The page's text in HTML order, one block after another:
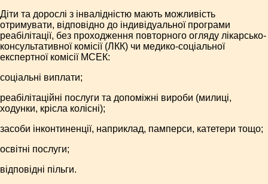
Діти та дорослі з інвалідністю мають можливість
отримувати, відповідно до індивідуальної програми
реабілітації, без проходження повторного огляду лікарсько-
консультативної комісії (ЛКК) чи медико-соціальної
експертної комісії МСЕК:
соціальні виплати;
реабілітаційні послуги та допоміжні вироби (милиці,
ходунки, крісла колісні);
засоби інконтиненції, наприклад, памперси, катетери тощо;
освітні послуги;
відповідні пільги.